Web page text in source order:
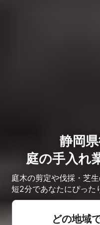
静岡
庭の手入れ
庭木の剪定や伐採・芝
短2分であなたにぴった
どの地域